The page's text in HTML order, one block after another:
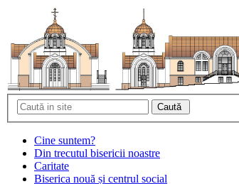
Cine suntem?
Din trecutul bisericii noastre
Caritate
Biserica nouă și centrul social